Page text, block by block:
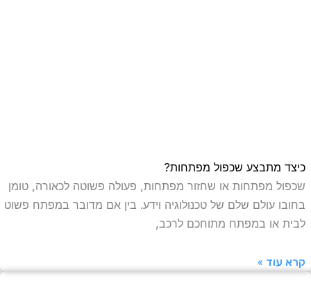
מתבצע שכפול מפתחות?
מפתחות או שחזור מפתחות, פעולה פשוטה לכאורה, טומן
עולם שלם של טכנולוגיה וידע. בין אם מדובר במפתח פשוט
או במפתח מתוחכם לרכב,
עוד »